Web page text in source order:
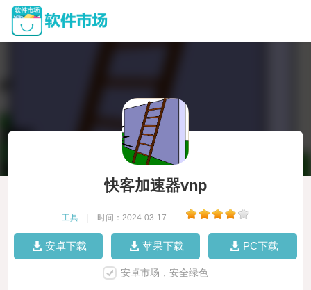
快客加速器vnp
工具 时间：2024-03-17
安卓下载 苹果下载 PC下载
安卓市场，安全绿色